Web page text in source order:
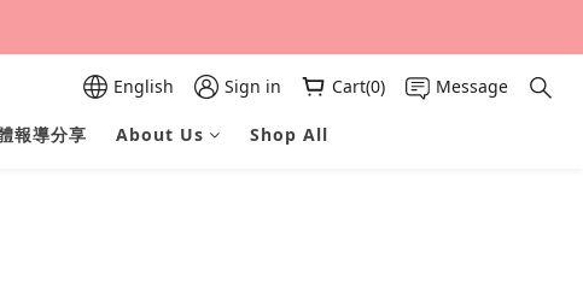
English Sign in Cart(0) Message
報導分享 About Us Shop All